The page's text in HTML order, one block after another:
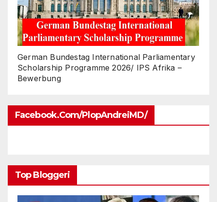
German Bundestag International Parliamentary
Scholarship Programme 2026/ IPS Afrika –
Bewerbung
Facebook.com/PlopAndreiMD/
Top Bloggeri